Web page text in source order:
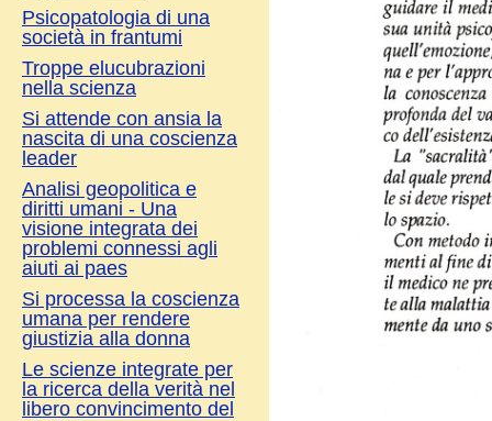
Psicopatologia di una
società in frantumi
Troppe elucubrazioni
nella scienza
Si attende con ansia la
nascita di una coscienza
leader
Analisi geopolitica e
diritti umani - Una
visione integrata dei
problemi connessi agli
aiuti ai paes
Si processa la coscienza
umana per rendere
giustizia alla donna
Le scienze integrate per
la ricerca della verità nel
libero convincimento del